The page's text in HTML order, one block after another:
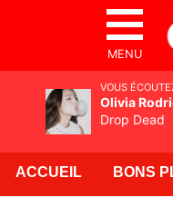
MENU
ACCUEIL BONS
VOUS
Olivia
Drop Dead